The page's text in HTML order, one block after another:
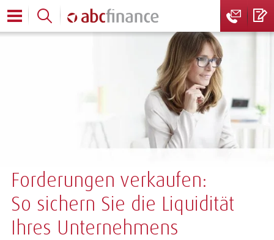
Forderungen verkaufen:
So sichern Sie die Liquidität
Ihres Unternehmens